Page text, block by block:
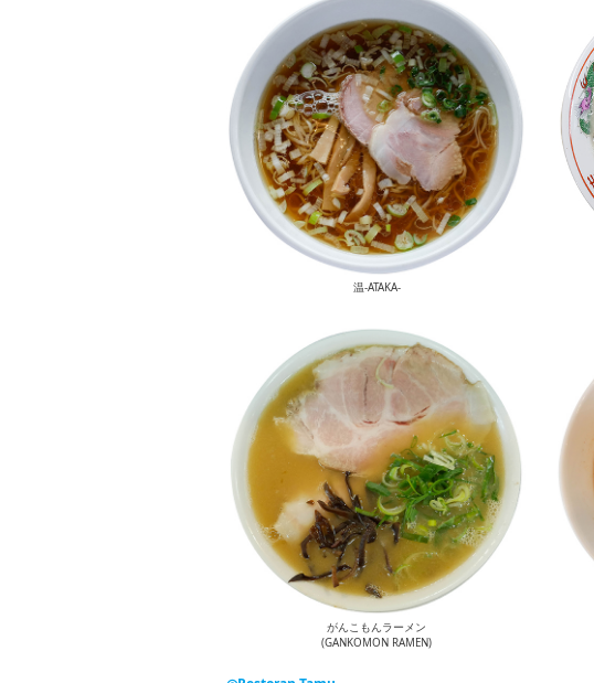
温-ATAKA-
がんこもんラーメン
(GANKOMON RAMEN)